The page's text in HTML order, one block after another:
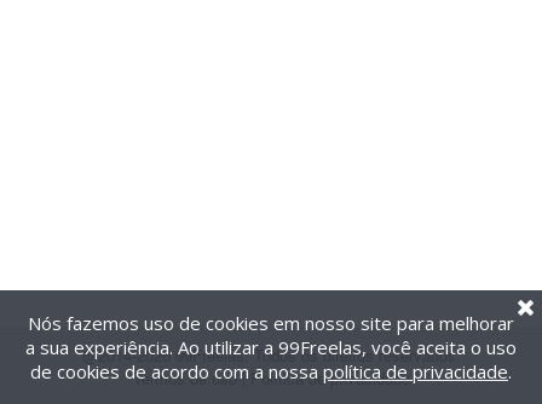
@2014-2026 99Freelas. Todos os direitos reservados.
Termos de uso| Política de privacidade
Nós fazemos uso de cookies em nosso site para melhorar
a sua experiência. Ao utilizar a 99Freelas, você aceita o uso
de cookies de acordo com a nossa política de privacidade.